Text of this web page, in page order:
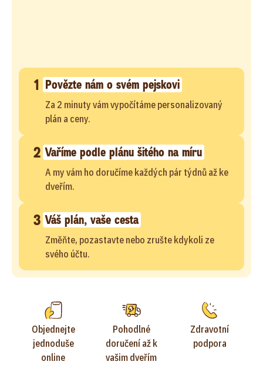
1 Povězte nám o svém pejskovi
Za 2 minuty vám vypočítáme personalizovaný
plán a ceny.
2 Vaříme podle plánu šitého na míru
A my vám ho doručíme každých pár týdnů až ke
dveřím.
3 Váš plán, vaše cesta
Změňte, pozastavte nebo zrušte kdykoli ze
svého účtu.
Objednejte
jednoduše
online
Pohodlné
doručení až k
vašim dveřím
Zdravotní
podpora